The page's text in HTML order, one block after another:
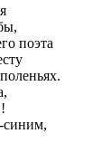
поэта
синим,